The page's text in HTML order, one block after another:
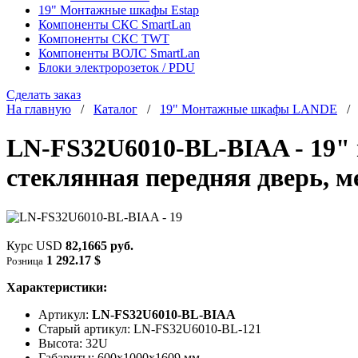
19" Монтажные шкафы Estap
Компоненты СКС SmartLan
Компоненты СКС TWT
Компоненты ВОЛС SmartLan
Блоки электророзеток / PDU
Сделать заказ
На главную / Каталог / 19" Монтажные шкафы LANDE
LN-FS32U6010-BL-BIAA -
стеклянная передняя дверь,
Курс USD 82,1665 руб.
Розница 1 292.17 $
Характеристики:
Артикул: LN-FS32U6010-BL-BIAA
Старый артикул: LN-FS32U6010-BL-121
Высота: 32U